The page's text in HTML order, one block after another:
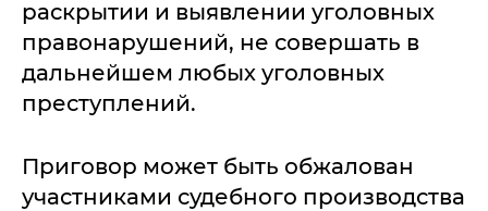
раскрытии и выявлении уголовных
правонарушений, не совершать в
дальнейшем любых уголовных
преступлений.
Приговор может быть обжалован
участниками судебного производства